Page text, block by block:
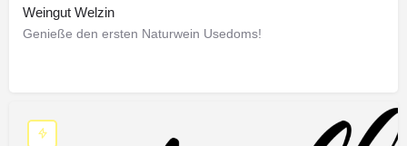
Weingut Welzin
Genieße den ersten Naturwein Usedoms!